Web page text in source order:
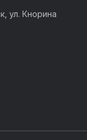
ул. Кнорина